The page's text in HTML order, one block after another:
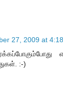
27, 2009 at
:-)